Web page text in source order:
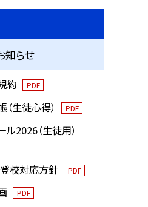
知らせ
約 PDF
生徒心得） PDF
2026（生徒用）
校対応方針 PDF
PDF